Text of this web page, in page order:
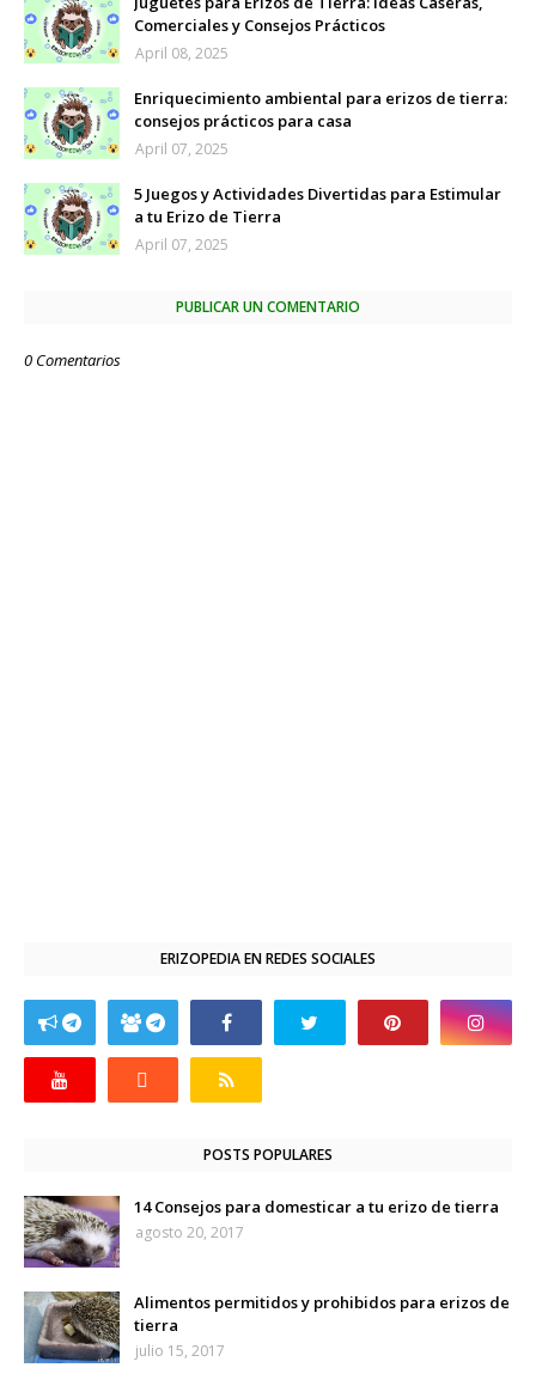
Comerciales y Consejos Prácticos
April 08, 2025
Enriquecimiento ambiental para erizos de tierra:
consejos prácticos para casa
April 07, 2025
5 Juegos y Actividades Divertidas para Estimular
a tu Erizo de Tierra
April 07, 2025
PUBLICAR UN COMENTARIO
0 Comentarios
ERIZOPEDIA EN REDES SOCIALES
POSTS POPULARES
14 Consejos para domesticar a tu erizo de tierra
agosto 20, 2017
Alimentos permitidos y prohibidos para erizos de
tierra
julio 15, 2017